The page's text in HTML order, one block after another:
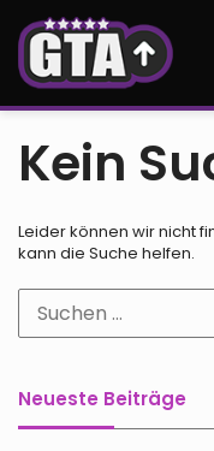
Kein
Leider können wir nicht
kann die Suche helfen.
Neueste Beiträge